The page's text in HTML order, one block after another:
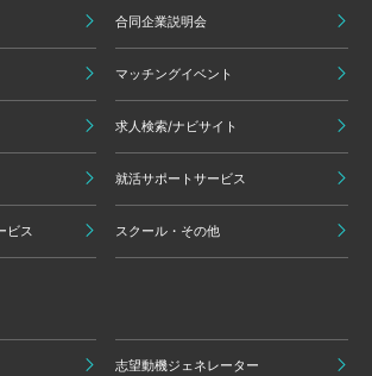
合同企業説明会
マッチングイベント
求人検索/ナビサイト
就活サポートサービス
ビス スクール・その他
志望動機ジェネレーター